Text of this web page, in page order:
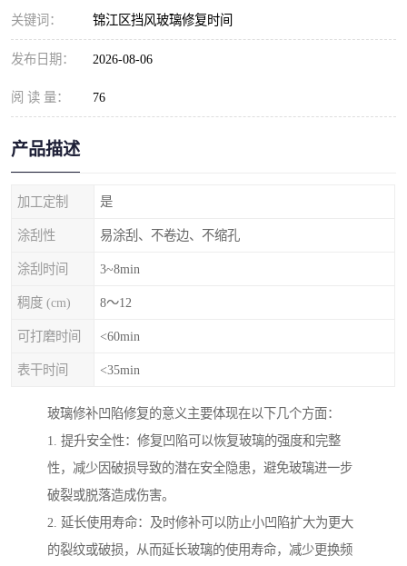
关键词： 锦江区挡风玻璃修复时间
发布日期： 2026-08-06
阅 读 量： 76
产品描述
加工定制 是
涂刮性 易涂刮、不卷边、不缩孔
涂刮时间 3~8min
稠度 (cm) 8～12
可打磨时间 <60min
表干时间 <35min
玻璃修补凹陷修复的意义主要体现在以下几个方面：
1. 提升安全性：修复凹陷可以恢复玻璃的强度和完整
性，减少因破损导致的潜在安全隐患，避免玻璃进一步
破裂或脱落造成伤害。
2. 延长使用寿命：及时修补可以防止小凹陷扩大为更大
的裂纹或破损，从而延长玻璃的使用寿命，减少更换频